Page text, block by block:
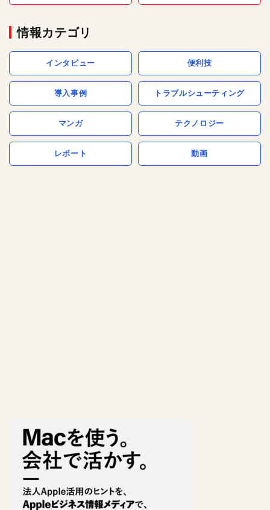
情報カテゴリ
インタビュー 便利技
導入事例 トラブルシューティング
マンガ テクノロジー
レポート 動画